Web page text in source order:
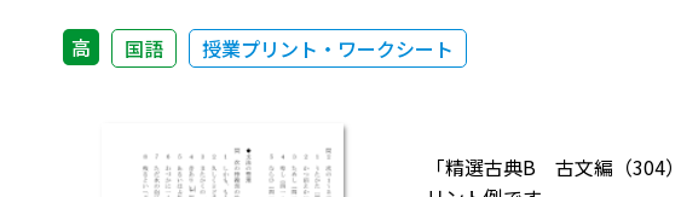
高 国語 授業プリント・ワークシート
「精選古典B 古文編（304